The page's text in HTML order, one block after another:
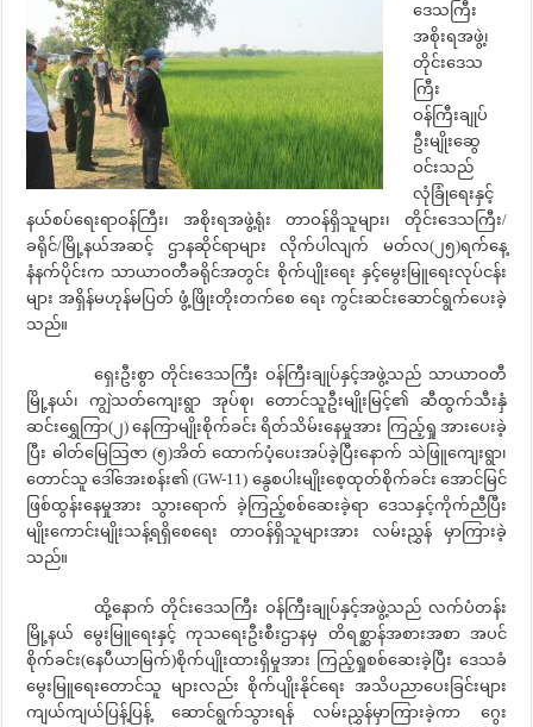
ဒေသကြီး
အစိုးရအဖွဲ့၊
တိုင်းဒေသ
ကြီး
ဝန်ကြီးချုပ်
ဦးမျိုးဆွေ
ဝင်းသည်
လုံခြုံရေးနှင့်
နယ်စပ်ရေးရာဝန်ကြီး၊ အစိုးရအဖွဲ့ရုံး တာဝန်ရှိသူများ၊ တိုင်းဒေသကြီး/
ခရိုင်/မြို့နယ်အဆင့် ဌာနဆိုင်ရာများ လိုက်ပါလျက် မတ်လ(၂၅)ရက်နေ့
နံနက်ပိုင်းက သာယာဝတီခရိုင်အတွင်း စိုက်ပျိုးရေး နှင့်မွေးမြူရေးလုပ်ငန်း
များ အရှိန်မဟုန်မပြတ် ဖွံ့ဖြိုးတိုးတက်စေ ရေး ကွင်းဆင်းဆောင်ရွက်ပေးခဲ့
သည်။
ရှေးဦးစွာ တိုင်းဒေသကြီး ဝန်ကြီးချုပ်နှင့်အဖွဲ့သည် သာယာဝတီ
မြို့နယ်၊ ကျွဲသတ်ကျေးရွာ အုပ်စု၊ တောင်သူဦးမျိုးမြင့်၏ ဆီထွက်သီးနှံ
ဆင်းရွှေကြာ(၂) နေကြာမျိုးစိုက်ခင်း ရိတ်သိမ်းနေမှုအား ကြည့်ရှု အားပေးခဲ့
ပြီး ဓါတ်မြေသြဇာ (၅)အိတ် ထောက်ပံ့ပေးအပ်ခဲ့ပြီးနောက် သဲဖြူကျေးရွာ၊
တောင်သူ ဒေါ်အေးစန်း၏ (GW-11) နွေစပါးမျိုးစေ့ထုတ်စိုက်ခင်း အောင်မြင်
ဖြစ်ထွန်းနေမှုအား သွားရောက် ခဲ့ကြည့်စစ်ဆေးခဲ့ရာ ဒေသနှင့်ကိုက်ညီပြီး
မျိုးကောင်းမျိုးသန့်ရရှိစေရေး တာဝန်ရှိသူများအား လမ်းညွှန် မှာကြားခဲ့
သည်။
ထို့နောက် တိုင်းဒေသကြီး ဝန်ကြီးချုပ်နှင့်အဖွဲ့သည် လက်ပံတန်း
မြို့နယ် မွေးမြူရေးနှင့် ကုသရေးဦးစီးဌာနမှ တိရစ္ဆာန်အစားအစာ အပင်
စိုက်ခင်း(နေပီယာမြက်)စိုက်ပျိုးထားရှိမှုအား ကြည့်ရှုစစ်ဆေးခဲ့ပြီး ဒေသခံ
မွေးမြူရေးတောင်သူ များလည်း စိုက်ပျိုးနိုင်ရေး အသိပညာပေးခြင်းများ
ကျယ်ကျယ်ပြန့်ပြန့် ဆောင်ရွက်သွားရန် လမ်းညွှန်မှာကြားခဲ့ကာ ဂွေး